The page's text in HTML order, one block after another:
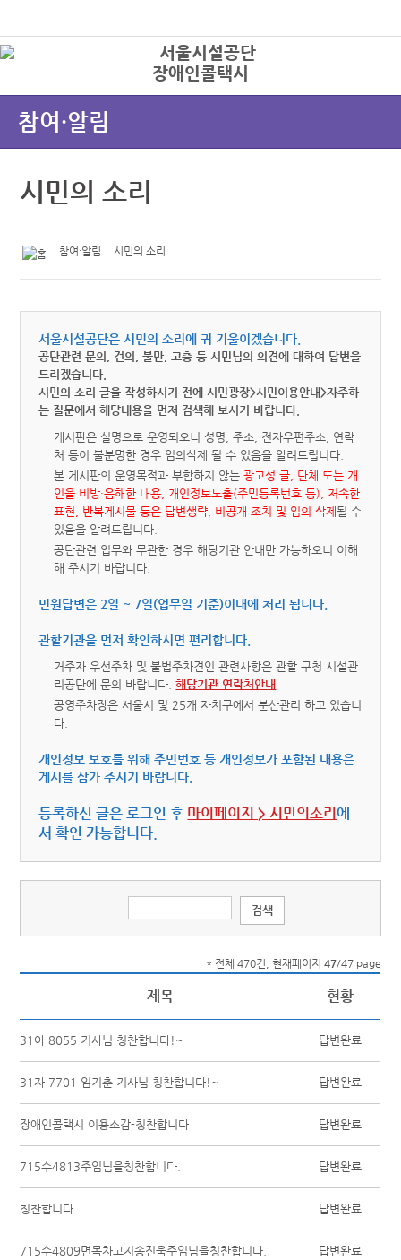
장애인콜택시
참여·알림
시민의 소리
참여·알림 시민의 소리
서울시설공단은 시민의 소리에 귀 기울이겠습니다.
공단관련 문의, 건의, 불만, 고충 등 시민님의 의견에 대하여 답변을
드리겠습니다.
시민의 소리 글을 작성하시기 전에 시민광장>시민이용안내>자주하
는 질문에서 해당내용을 먼저 검색해 보시기 바랍니다.
게시판은 실명으로 운영되오니 성명, 주소, 전자우편주소, 연락
처 등이 불분명한 경우 임의삭제 될 수 있음을 알려드립니다.
본 게시판의 운영목적과 부합하지 않는광고성 글, 단체 또는 개
인을 비방·음해한 내용, 개인정보노출(주민등록번호 등), 저속한
표현, 반복게시물 등은 답변생략, 비공개 조치 및 임의 삭제될 수
있음을 알려드립니다.
공단관련 업무와 무관한 경우 해당기관 안내만 가능하오니 이해
해 주시기 바랍니다.
민원답변은 2일 ~ 7일(업무일 기준)이내에 처리 됩니다.
관할기관을 먼저 확인하시면 편리합니다.
거주자 우선주차 및 불법주차견인 관련사항은 관할 구청 시설관
리공단에 문의 바랍니다.해당기관 연락처안내
공영주차장은 서울시 및 25개 자치구에서 분산관리 하고 있습니
다.
개인정보 보호를 위해 주민번호 등 개인정보가 포함된 내용은
게시를 삼가 주시기 바랍니다.
등록하신 글은 로그인 후 마이페이지 > 시민의소리에
서 확인 가능합니다.
* 전체 470건, 현재페이지 47/47 page
제목 현황
31아 8055 기사님 칭찬합니다!~ 답변완료
31자 7701 임기춘 기사님 칭찬합니다!~ 답변완료
장애인콜택시 이용소감-칭찬합니다 답변완료
715수4813주임님을칭찬합니다. 답변완료
칭찬합니다 답변완료
715수4809면목차고지송진욱주임님을칭찬합니다. 답변완료